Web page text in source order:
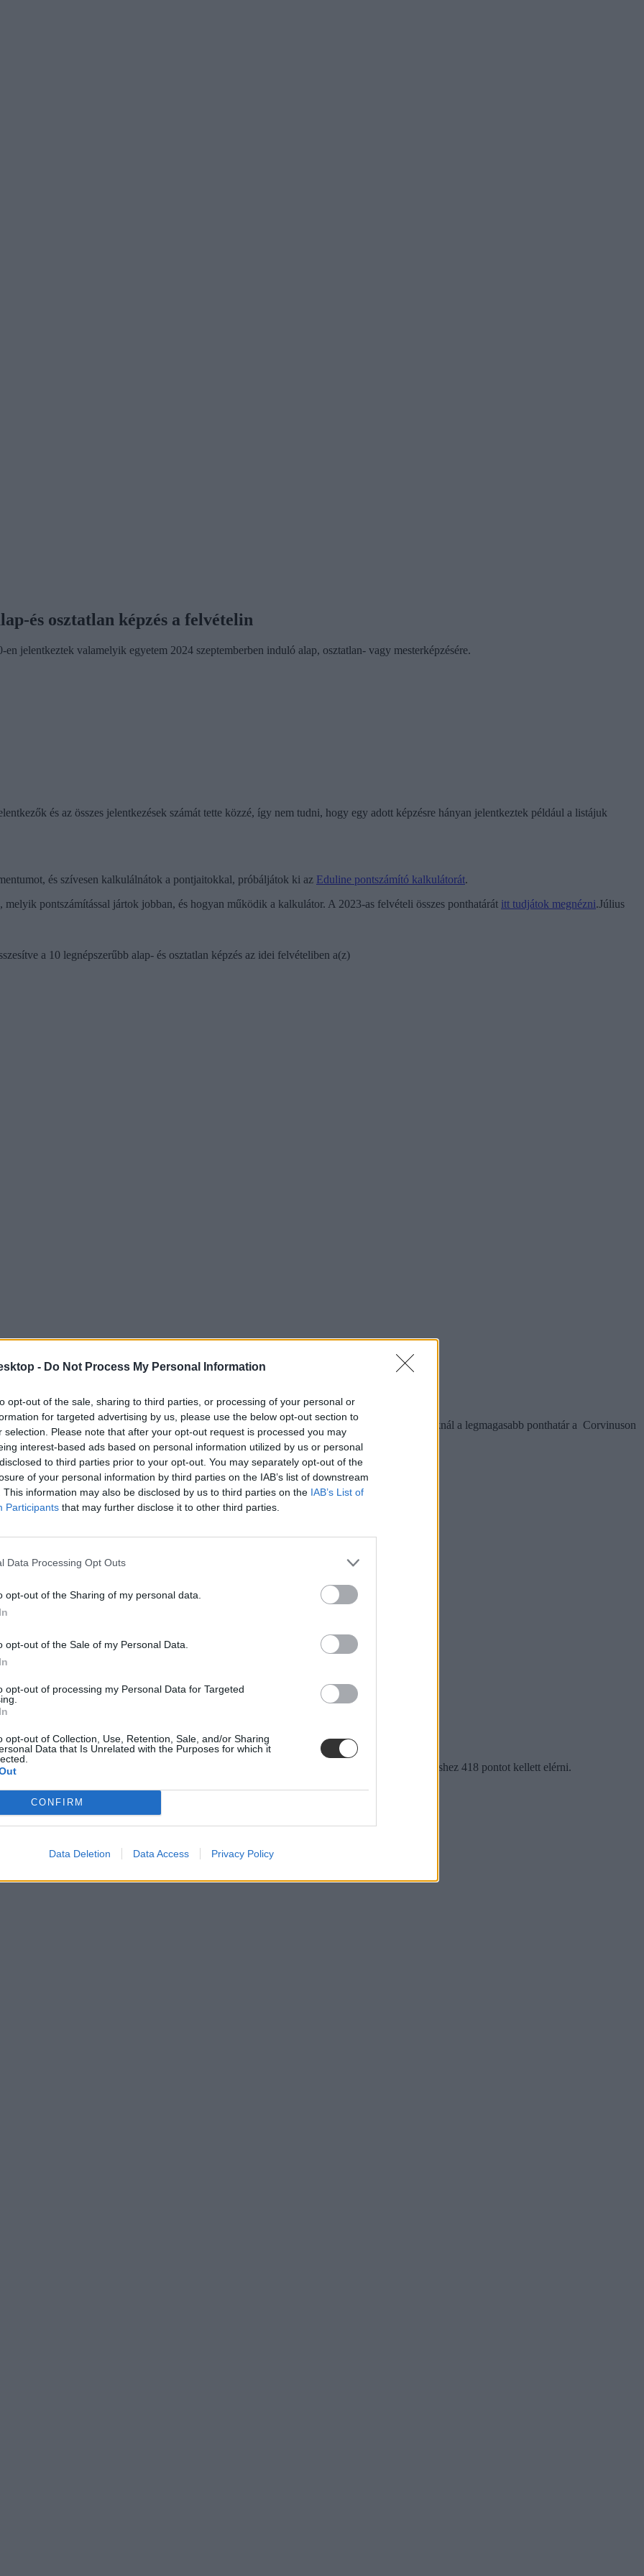
- Do Not Process My Personal Information
opt-out of the sale, sharing to third parties, or processing of your personal or
for targeted advertising by us, please use the below opt-out section to
selection. Please note that after your opt-out request is processed you may
interest-based ads based on personal information utilized by us or personal
to third parties prior to your opt-out. You may separately opt-out of the
of your personal information by third parties on the IAB’s list of downstream
This information may also be disclosed by us to third parties on the IAB’s List of
Participants that may further disclose it to other third parties.
Data Processing Opt Outs
opt-out of the Sharing of my personal data.
opt-out of the Sale of my Personal Data.
opt-out of processing my Personal Data for Targeted
opt-out of Collection, Use, Retention, Sale, and/or Sharing
Data that Is Unrelated with the Purposes for which it
CONFIRM
Data Deletion Data Access Privacy Policy
és osztatlan képzés a felvételin
jelentkeztek valamelyik egyetem 2024 szeptemberben induló alap, osztatlan- vagy mesterképzésére.
és az összes jelentkezések számát tette közzé, így nem tudni, hogy egy adott képzésre hányan jelentkeztek például a listájuk
és szívesen kalkulálnátok a pontjaitokkal, próbáljátok ki az Eduline pontszámító kalkulátorát.
pontszámítással jártok jobban, és hogyan működik a kalkulátor. A 2023-as felvételi összes ponthatárát itt tudjátok megnézni.Július
a 10 legnépszerűbb alap- és osztatlan képzés az idei felvételiben a(z)
és menedzsment alapszakra adták le. Érdemes megjegyezni, hogy tavaly ennél az alapszaknál a legmagasabb ponthatár a Corvinuson
456 pont kellett.
legmagasabb ponthatár pedig az ELTE szombathelyi kampuszán volt, ahol a bekerüléshez 418 pontot kellett elérni.